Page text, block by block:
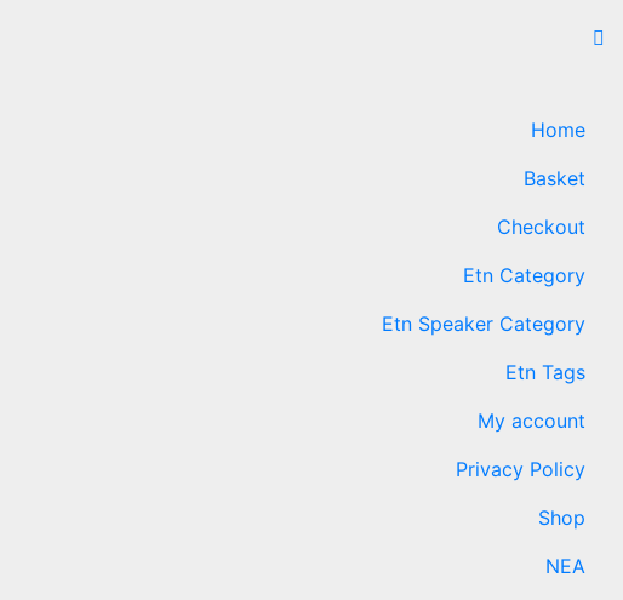
Home
Basket
Checkout
Etn Category
Etn Speaker Category
Etn Tags
My account
Privacy Policy
Shop
ΝΕΑ